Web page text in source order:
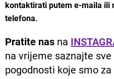
kontaktirati putem e-maila ili
telefona.
Pratite nas na
na vrijeme saznajte
pogodnosti koje smo